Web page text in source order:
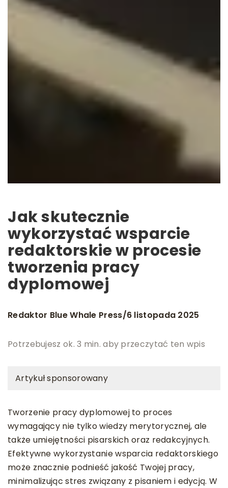
Jak skutecznie
wykorzystać wsparcie
redaktorskie w procesie
tworzenia pracy
dyplomowej
Redaktor Blue Whale Press/6 listopada 2025
Potrzebujesz ok. 3 min. aby przeczytać ten wpis
Artykuł sponsorowany
Tworzenie pracy dyplomowej to proces
wymagający nie tylko wiedzy merytorycznej, ale
także umiejętności pisarskich oraz redakcyjnych.
Efektywne wykorzystanie wsparcia redaktorskiego
może znacznie podnieść jakość Twojej pracy,
minimalizując stres związany z pisaniem i edycją. W